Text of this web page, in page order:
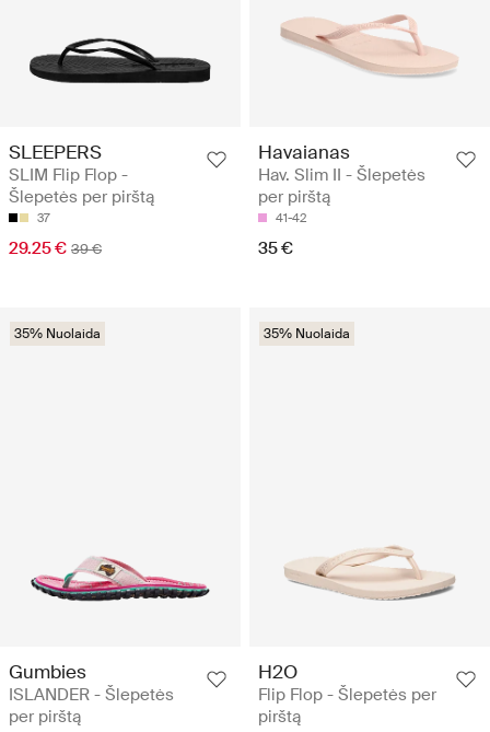
SLEEPERS
SLIM Flip Flop -
Šlepetės per pirštą
37
29.25 € 39 €
Havaianas
Hav. Slim II - Šlepetės
per pirštą
41-42
35 €
35% Nuolaida
Gumbies
ISLANDER - Šlepetės
per pirštą
35% Nuolaida
H2O
Flip Flop - Šlepetės per
pirštą